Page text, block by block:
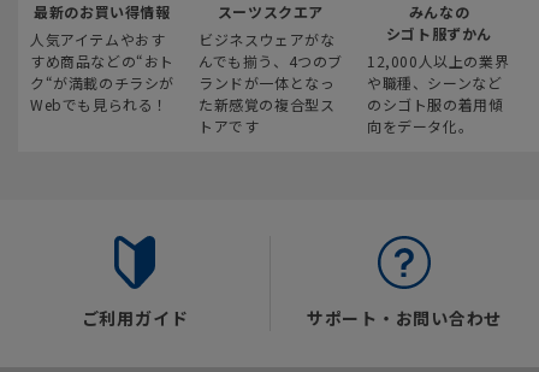
最新のお買い得情報
人気アイテムやおす
すめ商品などの“おト
ク“が満載のチラシが
Webでも見られる！
スーツスクエア
ビジネスウェアがな
んでも揃う、4つのブ
ランドが一体となっ
た新感覚の複合型ス
トアです
みんなの
シゴト服ずかん
12,000人以上の業界
や職種、シーンなど
のシゴト服の着用傾
向をデータ化。
ご利用ガイド サポート・お問い合わせ